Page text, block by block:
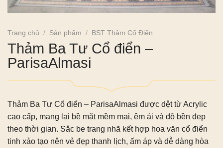
Trang chủ / Sản phẩm / BST Thảm Cổ Điển
Thảm Ba Tư Cổ điển –
ParisaAlmasi
Thảm Ba Tư Cổ điển – ParisaAlmasi được dệt từ Acrylic
cao cấp, mang lại bề mặt mềm mại, êm ái và độ bền đẹp
theo thời gian. Sắc be trang nhã kết hợp hoa văn cổ điển
tinh xảo tạo nên vẻ đẹp thanh lịch, ấm áp và dễ dàng hòa